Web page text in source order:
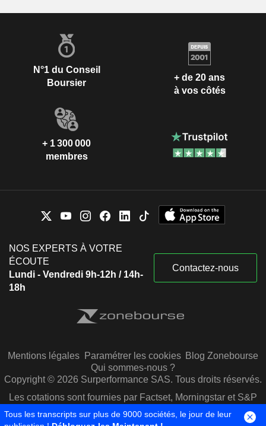
N°1 du Conseil
Boursier
+ de 20 ans
à vos côtés
+ 1 300 000
membres
NOS EXPERTS À VOTRE
ÉCOUTE
Lundi - Vendredi 9h-12h / 14h-
18h
Contactez-nous
Mentions légales Paramétrer les cookies Blog Zonebourse
Qui sommes-nous ?
Copyright © 2026 Surperformance SAS. Tous droits réservés.
Les cotations sont fournies par Factset, Morningstar et S&P
Capital IQ
Tous les transcripts sur plus de 9000 sociétés, le jour de leur